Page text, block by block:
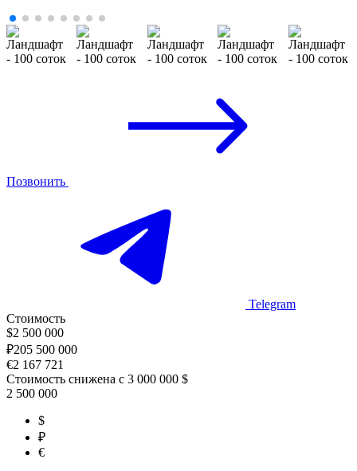
Позвонить
Telegram
Стоимость
$2 500 000
₽205 500 000
€2 167 721
Стоимость снижена с 3 000 000 $
2 500 000
$
₽
€